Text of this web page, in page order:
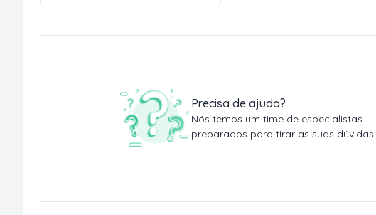
Precisa de ajuda?
Nós temos um time de especialistas
preparados para tirar as suas dúvidas.